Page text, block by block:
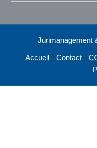
Jurimanagement
Accueil Contact